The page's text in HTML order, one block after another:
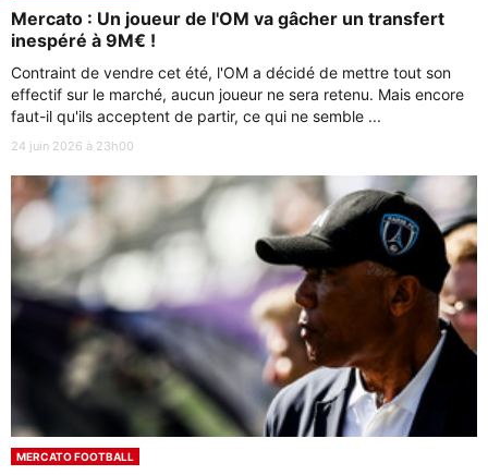
Mercato : Un joueur de l'OM va gâcher un transfert
inespéré à 9M€ !
Contraint de vendre cet été, l'OM a décidé de mettre tout son
effectif sur le marché, aucun joueur ne sera retenu. Mais encore
faut-il qu'ils acceptent de partir, ce qui ne semble ...
24 juin 2026 à 23h00
MERCATO FOOTBALL